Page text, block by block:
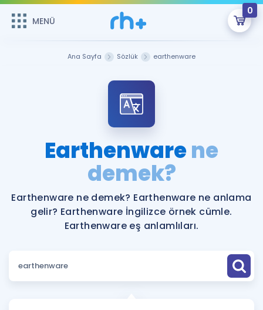
MENÜ
0
Şifremi Hatırlamıyorum
Sepetin Şu An Boş.
Remzi Hoca ile seni sınava hazırlayacak onlarca eğitim seni
bekliyor!
MENÜ
Katılımcı Görüşleri
Faydalı Araçlar
Ücretsiz Kaynaklar
İngilizce Gramer
Ana Sayfa Sözlük earthenware
Earthenwarene
demek?
Earthenware ne demek? Earthenware ne anlama
gelir? Earthenware İngilizce örnek cümle.
Earthenware eş anlamlıları.